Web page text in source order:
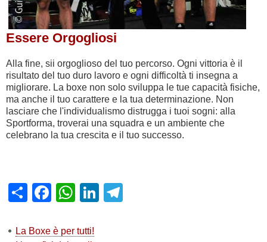
Essere Orgogliosi
Alla fine, sii orgoglioso del tuo percorso. Ogni vittoria è il
risultato del tuo duro lavoro e ogni difficoltà ti insegna a
migliorare. La boxe non solo sviluppa le tue capacità fisiche,
ma anche il tuo carattere e la tua determinazione. Non
lasciare che l'individualismo distrugga i tuoi sogni: alla
Sportforma, troverai una squadra e un ambiente che
celebrano la tua crescita e il tuo successo.
ShareFacebook
WhatsApp
LinkedIn
La Boxe è per tutti!